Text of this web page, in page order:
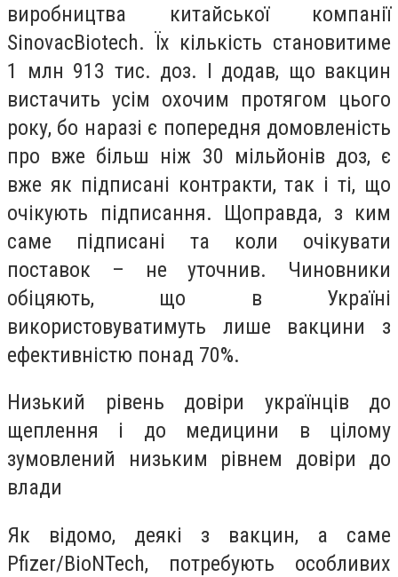
виробництва китайської компанії
SinovacBiotech. Їх кількість становитиме
1 млн 913 тис. доз. І додав, що вакцин
вистачить усім охочим протягом цього
року, бо наразі є попередня домовленість
про вже більш ніж 30 мільйонів доз, є
вже як підписані контракти, так і ті, що
очікують підписання. Щоправда, з ким
саме підписані та коли очікувати
поставок – не уточнив. Чиновники
обіцяють, що в Україні
використовуватимуть лише вакцини з
ефективністю понад 70%.
Низький рівень довіри українців до
щеплення і до медицини в цілому
зумовлений низьким рівнем довіри до
влади
Як відомо, деякі з вакцин, а саме
Pfizer/BioNTech, потребують особливих